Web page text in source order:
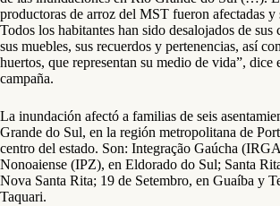
productoras de arroz del MST fueron afectadas y
Todos los habitantes han sido desalojados de sus
sus muebles, sus recuerdos y pertenencias, así
huertos, que representan su medio de vida”, dice
campaña.
La inundación afectó a familias de seis
Grande do Sul, en la región metropolitana de
centro del estado. Son: Integração Gaúcha
Nonoaiense (IPZ), en Eldorado do Sul; Santa
Nova Santa Rita; 19 de Setembro, en Guaíba y
Taquari.